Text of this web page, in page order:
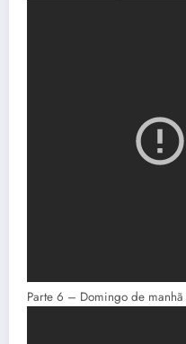
Parte 6 – Domingo de manhã